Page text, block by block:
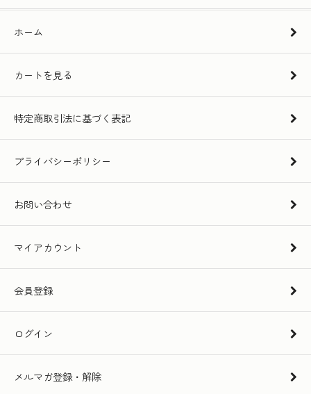
ホーム
カートを見る
特定商取引法に基づく表記
プライバシーポリシー
お問い合わせ
マイアカウント
会員登録
ログイン
メルマガ登録・解除